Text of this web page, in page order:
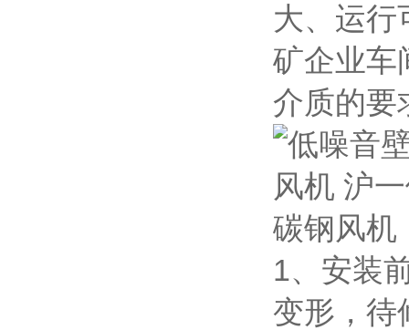
大、运行
矿企业车
介质的要
1、安装
变形，待